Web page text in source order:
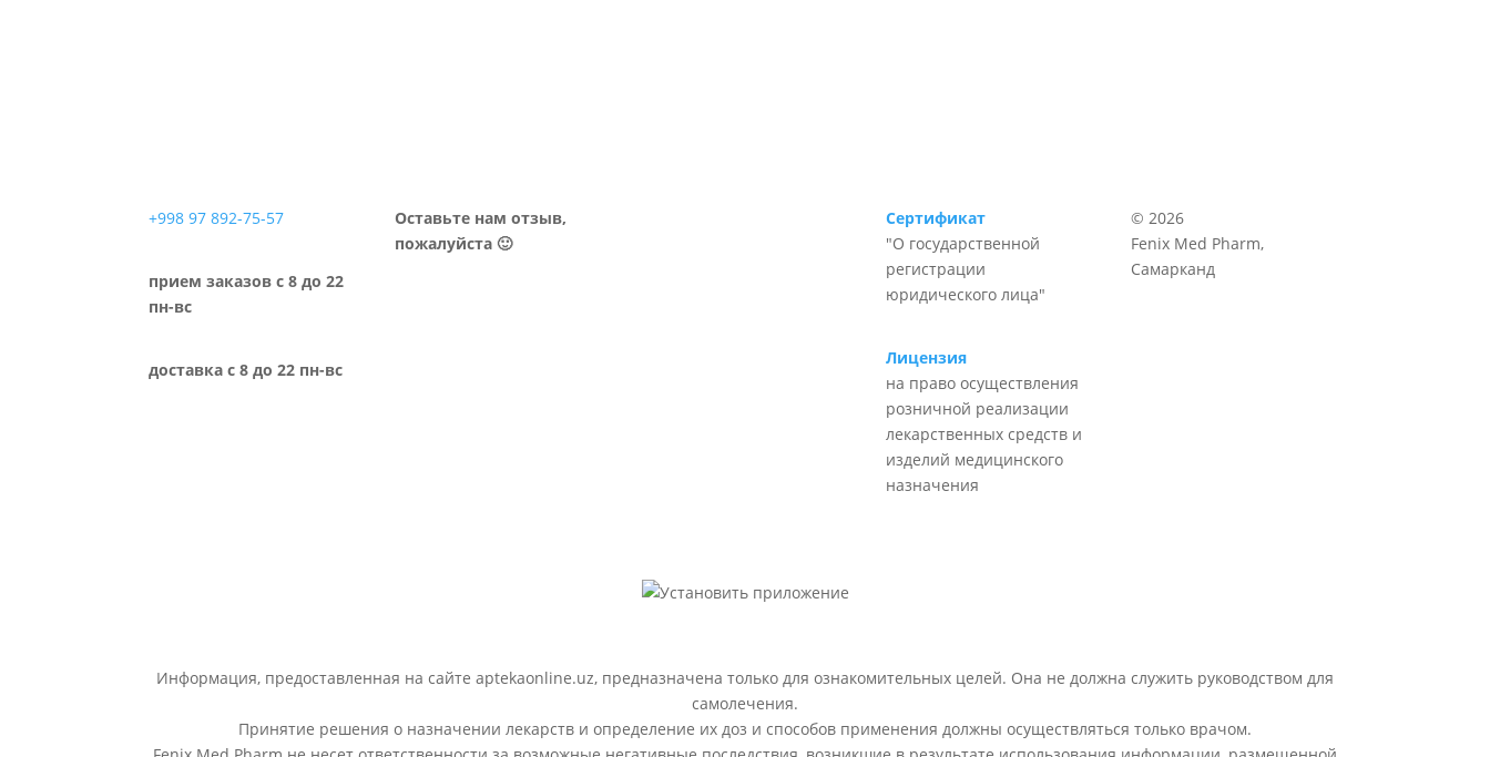
+998 97 892-75-57
прием заказов с 8 до 22
пн-вс
доставка с 8 до 22 пн-вс
Оставьте нам отзыв,
пожалуйста 🙂
Сертификат
"О государственной
регистрации
юридического лица"
Лицензия
на право осуществления
розничной реализации
лекарственных средств и
изделий медицинского
назначения
© 2026
Fenix Med Pharm,
Самарканд
Информация, предоставленная на сайте aptekaonline.uz, предназначена только для ознакомительных целей. Она не должна служить руководством для
самолечения.
Принятие решения о назначении лекарств и определение их доз и способов применения должны осуществляться только врачом.